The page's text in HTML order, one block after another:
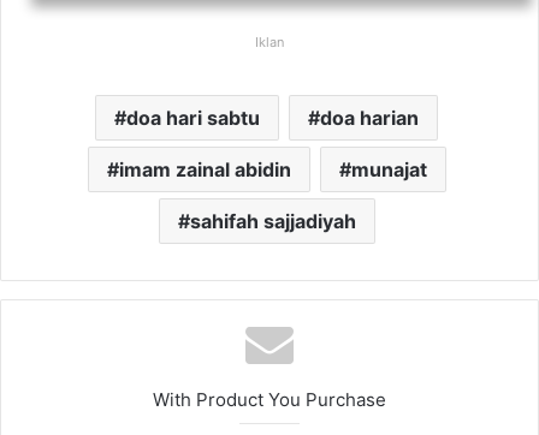
Iklan
doa hari sabtu doa harian
imam zainal abidin munajat
sahifah sajjadiyah
With Product You Purchase